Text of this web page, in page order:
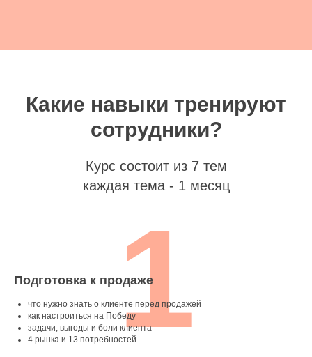
Какие навыки тренируют
сотрудники?
Курс состоит из 7 тем
каждая тема - 1 месяц
Подготовка к продаже
что нужно знать о клиенте перед продажей
как настроиться на Победу
задачи, выгоды и боли клиента
4 рынка и 13 потребностей1